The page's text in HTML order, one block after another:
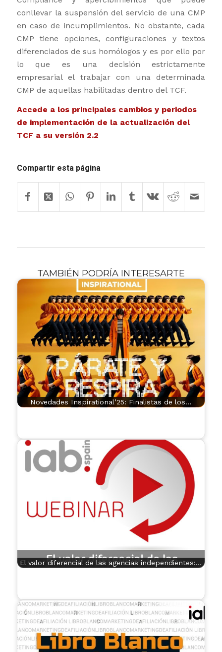
conllevar la suspensión del servicio de una CMP
en caso de incumplimientos. No obstante, cada
CMP tiene opciones, configuraciones y textos
diferenciados de sus homólogos y es por ello por
lo que es una decisión estrictamente
empresarial el trabajar con una determinada
CMP de aquellas habilitadas dentro del TCF.
Accede a los principales cambios y periodos
de implementación de la actualización del
TCF a su versión 2.2
Compartir esta página
TAMBIÉN PODRÍA INTERESARTE
Novedades Inspirational’25: Finalistas de los…
El valor diferencial de las agencias independientes:…